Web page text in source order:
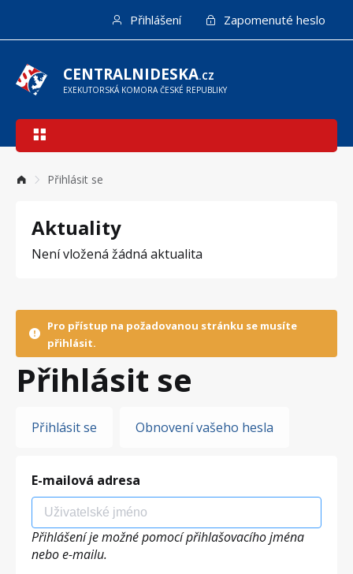
hlavnímu
obsahu
Přihlášení Zapomenuté heslo
CENTRALNIDESKA.CZ
EXEKUTORSKÁ KOMORA ČESKÉ REPUBLIKY
Hlavní
Přihlásit se
Aktuality
Není vložená žádná aktualita
Pro přístup na požadovanou stránku se musíte
přihlásit.
Přihlásit se
Hlavní
Přihlásit se Obnovení vašeho hesla
E-mailová adresa
Přihlášení je možné pomocí přihlašovacího jména
nebo e-mailu.